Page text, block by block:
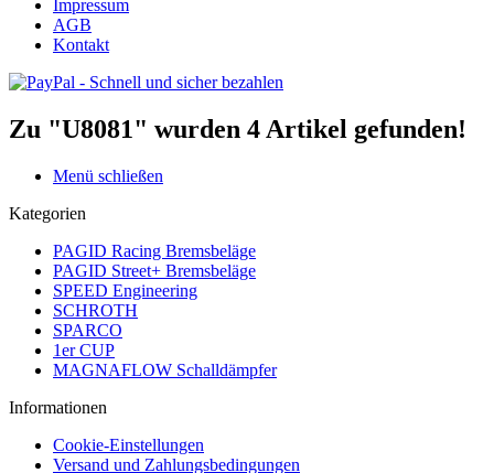
Impressum
AGB
Kontakt
Zu "U8081" wurden 4 Artikel gefunden!
Menü schließen
Kategorien
PAGID Racing Bremsbeläge
PAGID Street+ Bremsbeläge
SPEED Engineering
SCHROTH
SPARCO
1er CUP
MAGNAFLOW Schalldämpfer
Informationen
Cookie-Einstellungen
Versand und Zahlungsbedingungen